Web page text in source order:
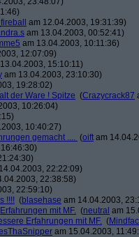
am 12.04.2003, 19:31:39)
am 13.04.2003, 00:52:41)
am 13.04.2003, 10:11:36)
12:07:09)
15:10:11)
am 13.04.2003, 23:10:30)
19:28:02)
der Ware ! Spitze (Crazycrack87
10:26:04)
10:40:27)
gemacht .... (oift am
22:22:09)
22:38:58)
22:59:10)
!!!! (blasehase am 14.04.2003,
mit MF. (neutral am
Erfahrungen mit MF. (
am 15.04.2003,